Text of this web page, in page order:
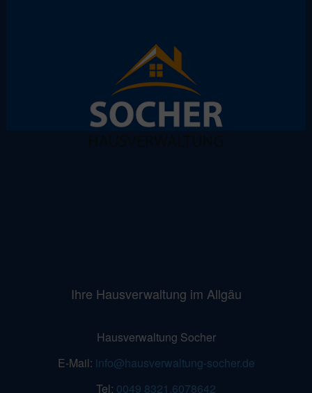
Ihre Hausverwaltung im Allgäu
Hausverwaltung Socher
E-Mail: info@hausverwaltung-socher.de
Tel: 0049 8321.6078642